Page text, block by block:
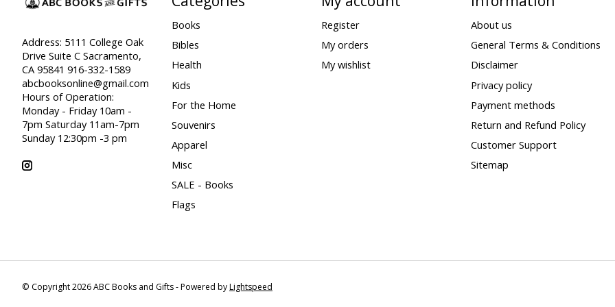
Address: 5111 College Oak
Drive Suite C Sacramento,
CA 95841 916-332-1589
abcbooksonline@gmail.com
Hours of Operation:
Monday - Friday 10am -
7pm Saturday 11am-7pm
Sunday 12:30pm -3 pm
Books
Bibles
Health
Kids
For the Home
Souvenirs
Apparel
Misc
SALE - Books
Flags
Register
My orders
My wishlist
About us
General Terms & Conditions
Disclaimer
Privacy policy
Payment methods
Return and Refund Policy
Customer Support
Sitemap
© Copyright 2026 ABC Books and Gifts - Powered byLightspeed